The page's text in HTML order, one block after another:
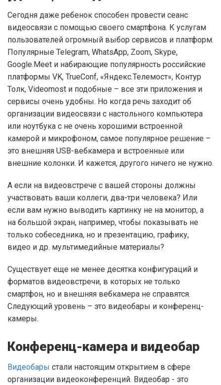
Сегодня даже ребенок способен провести сеанс
видеосвязи с помощью своего смартфона. К услугам
пользователей огромный выбор сервисов и платформ.
Популярные Telegram, WhatsApp, Zoom, Skype,
Google.Meet и набирающие популярность российские
платформы VK, TrueConf, «Яндекс.Телемост», Контур
Толк, Videomost и подобные – все эти приложения и
сервисы очень удобны. Но когда речь заходит об
организации видеосвязи с настольного компьютера
или ноутбука с не очень хорошими встроенной
камерой и микрофоном, самое популярное решение –
это внешняя USB-вебкамера и встроенные или
внешние колонки. И кажется, другого ничего не нужно.
А если на видеовстрече с вашей стороны должны
участвовать ваши коллеги, два-три человека? Или
если вам нужно выводить картинку не на монитор, а
на большой экран, например, чтобы показывать не
только собеседника, но и презентацию, графику,
видео и др. мультимедийные материалы?
Существует еще не менее десятка конфигураций и
форматов видеовстречи, в которых не только
смартфон, но и внешняя вебкамера не справятся.
Следующий уровень – это видеобары и конференц-
камеры.
Конференц-камера и видеобар
Видеобары стали настоящим открытием в сфере
организации видеоконференций. Видеобар - это